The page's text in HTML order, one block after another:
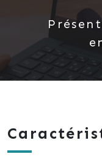
balcon. Une salle
premier étage,
Le sous-sol
atout, offrant un
Cette propriété ne
supplémentaires.